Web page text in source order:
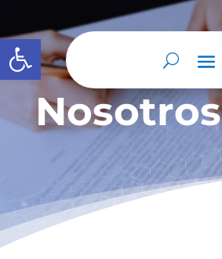
Abrir barra de herramientas
Nosotros